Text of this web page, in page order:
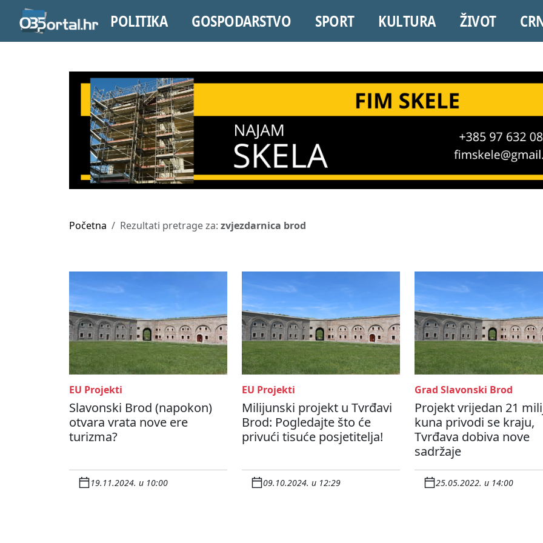
POLITIKA GOSPODARSTVO SPORT KULTURA ŽIVOT
Početna Rezultati pretrage za: zvjezdarnica brod
EU Projekti
Slavonski Brod (napokon)
otvara vrata nove ere
turizma?
19.11.2024. u 10:00
EU Projekti
Milijunski projekt u Tvrđavi
Brod: Pogledajte što će
privući tisuće posjetitelja!
09.10.2024. u 12:29
Grad Slavonski Brod
Projekt vrijedan 21
kuna privodi se kraju,
Tvrđava dobiva nove
sadržaje
25.05.2022. u 14:00